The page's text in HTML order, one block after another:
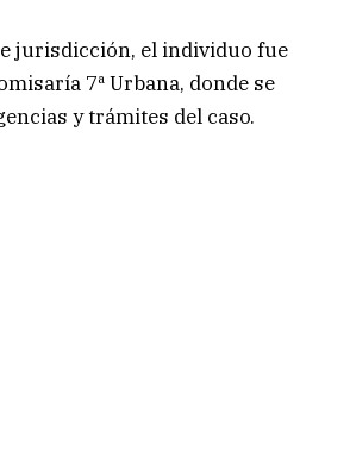
jurisdicción, el individuo fue
7ª Urbana, donde se
y trámites del caso.